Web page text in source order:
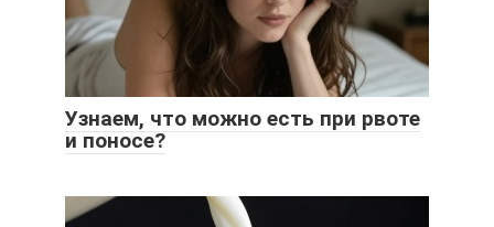
Узнаем, что можно есть при рвоте
и поносе?